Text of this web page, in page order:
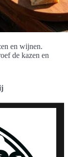
en wijnen.
de kazen en